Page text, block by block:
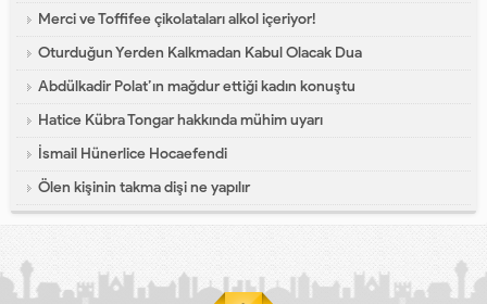
Merci ve Toffifee çikolataları alkol içeriyor!
Oturduğun Yerden Kalkmadan Kabul Olacak Dua
Abdülkadir Polat’ın mağdur ettiği kadın konuştu
Hatice Kübra Tongar hakkında mühim uyarı
İsmail Hünerlice Hocaefendi
Ölen kişinin takma dişi ne yapılır